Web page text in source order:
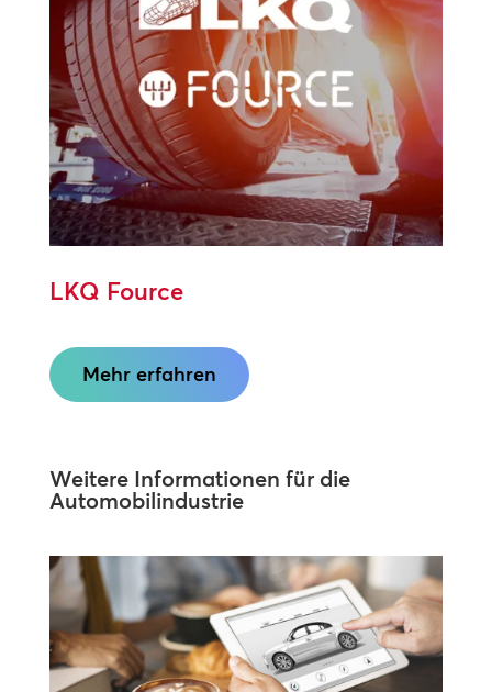
LKQ Fource
Mehr erfahren
Weitere Informationen für die
Automobilindustrie